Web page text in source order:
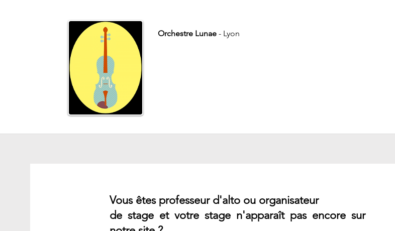
Orchestre Lunae - Lyon
Vous êtes professeur d'alto ou organisateur
de stage et votre stage n'apparaît pas encore sur